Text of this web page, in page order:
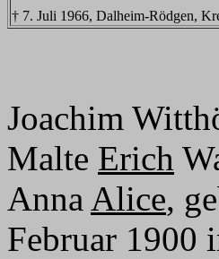
† 7. Juli 1966, Dalheim-Rödgen,
Joachim
Malte Erich
Anna Alice,
Februar 1900